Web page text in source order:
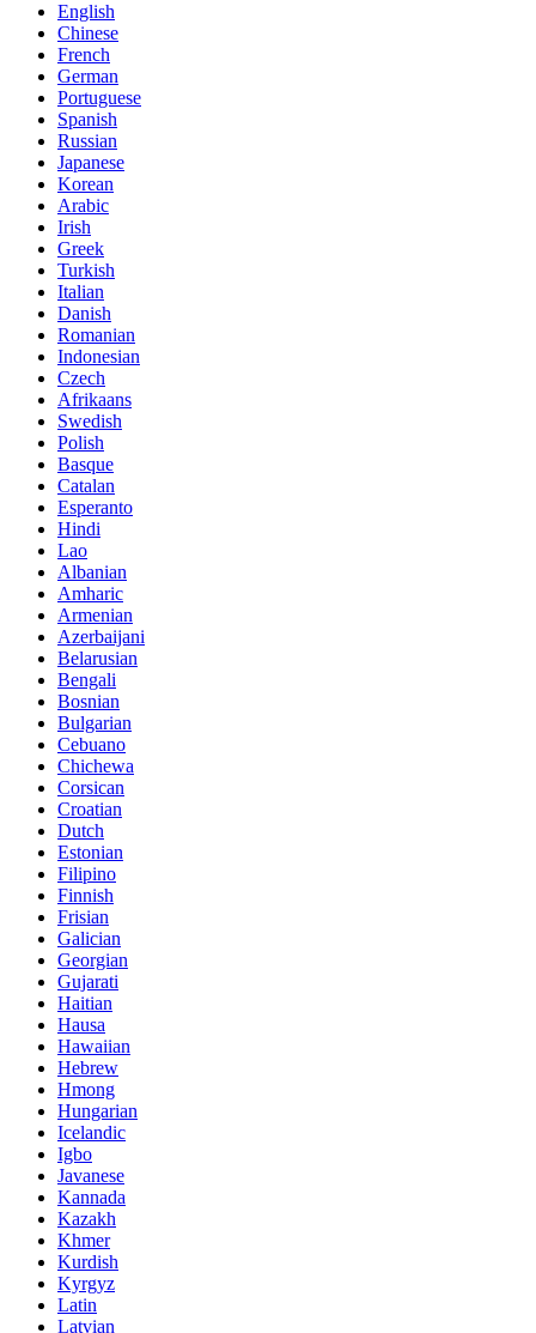
English
Chinese
French
German
Portuguese
Spanish
Russian
Japanese
Korean
Arabic
Irish
Greek
Turkish
Italian
Danish
Romanian
Indonesian
Czech
Afrikaans
Swedish
Polish
Basque
Catalan
Esperanto
Hindi
Lao
Albanian
Amharic
Armenian
Azerbaijani
Belarusian
Bengali
Bosnian
Bulgarian
Cebuano
Chichewa
Corsican
Croatian
Dutch
Estonian
Filipino
Finnish
Frisian
Galician
Georgian
Gujarati
Haitian
Hausa
Hawaiian
Hebrew
Hmong
Hungarian
Icelandic
Igbo
Javanese
Kannada
Kazakh
Khmer
Kurdish
Kyrgyz
Latin
Latvian